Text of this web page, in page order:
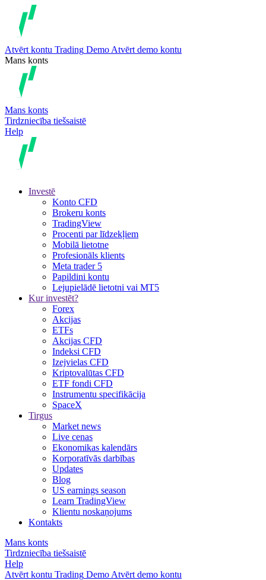
Atvērt kontu Trading Demo Atvērt demo kontu
Mans konts
Mans konts
Tirdzniecība tiešsaistē
Help
Investē
Konto CFD
Brokeru konts
TradingView
Procenti par līdzekļiem
Mobilā lietotne
Profesionāls klients
Meta trader 5
Papildini kontu
Lejupielādē lietotni vai MT5
Kur investēt?
Forex
Akcijas
ETFs
Akcijas CFD
Indeksi CFD
Izejvielas CFD
Kriptovalūtas CFD
ETF fondi CFD
Instrumentu specifikācija
SpaceX
Tirgus
Market news
Live cenas
Ekonomikas kalendārs
Korporatīvās darbības
Updates
Blog
US earnings season
Learn TradingView
Klientu noskaņojums
Kontakts
Mans konts
Tirdzniecība tiešsaistē
Help
Atvērt kontu Trading Demo Atvērt demo kontu